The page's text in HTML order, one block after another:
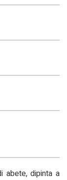
abete, dipinta a